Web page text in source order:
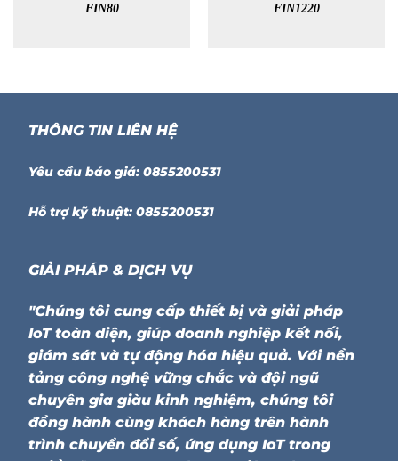
FIN80 FIN1220
THÔNG TIN LIÊN HỆ
Yêu cầu báo giá: 0855200531
Hỗ trợ kỹ thuật: 0855200531
GIẢI PHÁP & DỊCH VỤ
"Chúng tôi cung cấp thiết bị và giải pháp
IoT toàn diện, giúp doanh nghiệp kết nối,
giám sát và tự động hóa hiệu quả. Với nền
tảng công nghệ vững chắc và đội ngũ
chuyên gia giàu kinh nghiệm, chúng tôi
đồng hành cùng khách hàng trên hành
trình chuyển đổi số, ứng dụng IoT trong